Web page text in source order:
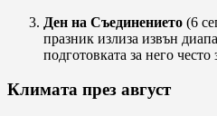
Ден на Съединението (6
празник излиза извън
подготовката за него
Климата през август